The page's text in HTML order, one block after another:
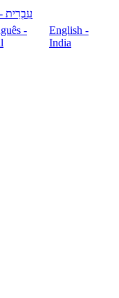
עִבְרִית - Israel
-
English -
India